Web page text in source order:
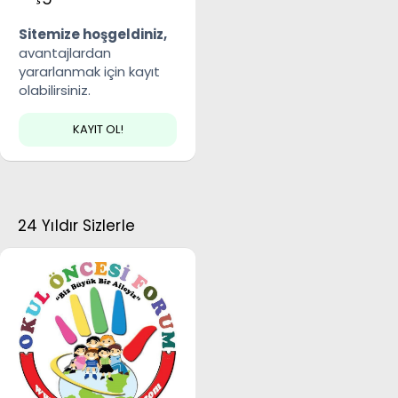
Sitemize hoşgeldiniz,
avantajlardan
yararlanmak için kayıt
olabilirsiniz.
KAYIT OL!
24 Yıldır Sizlerle